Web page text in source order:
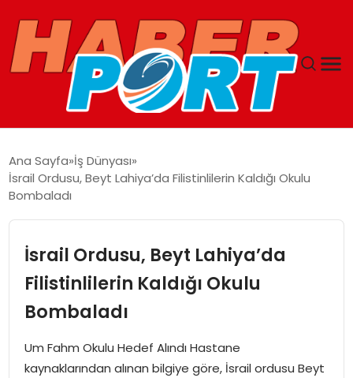
GUNCEL
SPOR
MAGAZIN
Ana Sayfa İş Dünyası
İsrail Ordusu, Beyt Lahiya’da Filistinlilerin Kaldığı Okulu
Bombaladı
İsrail Ordusu, Beyt Lahiya’da
Filistinlilerin Kaldığı Okulu
Bombaladı
Um Fahm Okulu Hedef Alındı Hastane
kaynaklarından alınan bilgiye göre, İsrail ordusu Beyt